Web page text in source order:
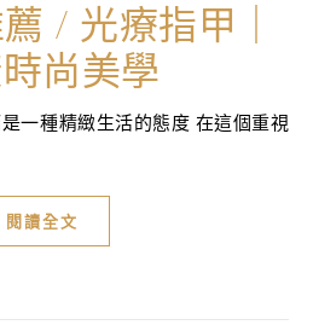
/ 光療指甲｜
尚美學
閱讀全文